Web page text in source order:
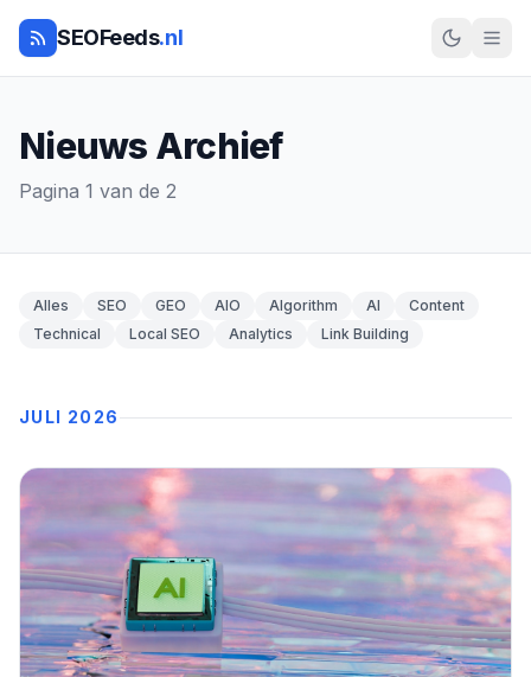
SEOFeeds.nl
Nieuws Archief
Pagina 1 van de 2
Alles SEO GEO AIO Algorithm AI
Content
Technical
Local SEO Analytics Link Building
JULI 2026